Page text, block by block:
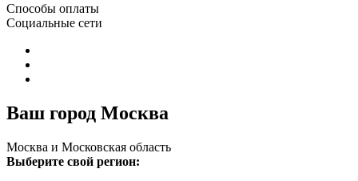
Способы оплаты
Социальные сети
Ваш город Москва
Москва и Московская область
Выберите свой регион: